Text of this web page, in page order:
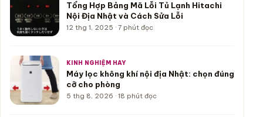
Tổng Hợp Bảng Mã Lỗi Tủ Lạnh Hitachi
Nội Địa Nhật và Cách Sửa Lỗi
12 thg 1, 2025 · 7 phút đọc
KINH NGHIỆM HAY
Máy lọc không khí nội địa Nhật: chọn đúng
cỡ cho phòng
5 thg 8, 2026 · 18 phút đọc